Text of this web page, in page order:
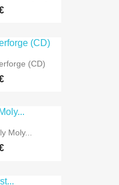
(CD)
Moly...